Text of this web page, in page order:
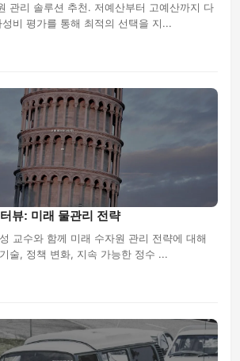
관리 솔루션 추천. 저예산부터 고예산까지 다
비 평가를 통해 최적의 선택을 지...
뷰: 미래 물관리 전략
교수와 함께 미래 수자원 관리 전략에 대해
술, 정책 변화, 지속 가능한 정수 ...